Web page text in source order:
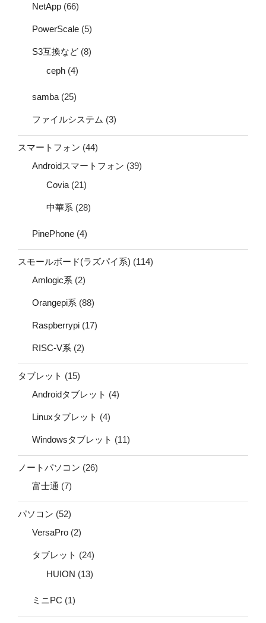
NetApp (66)
PowerScale (5)
S3互換など (8)
ceph (4)
samba (25)
ファイルシステム (3)
スマートフォン (44)
Androidスマートフォン (39)
Covia (21)
中華系 (28)
PinePhone (4)
スモールボード(ラズパイ系) (114)
Amlogic系 (2)
Orangepi系 (88)
Raspberrypi (17)
RISC-V系 (2)
タブレット (15)
Androidタブレット (4)
Linuxタブレット (4)
Windowsタブレット (11)
ノートパソコン (26)
富士通 (7)
パソコン (52)
VersaPro (2)
タブレット (24)
HUION (13)
ミニPC (1)